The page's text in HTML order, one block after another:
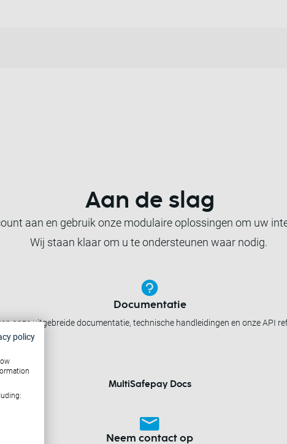
Aan de slag
aan en gebruik onze modulaire oplossingen om uw
Wij staan klaar om u te ondersteunen waar nodig.
Documentatie
onze uitgebreide documentatie, technische handleidingen en onze API
MultiSafepay Docs
Neem contact op
policy